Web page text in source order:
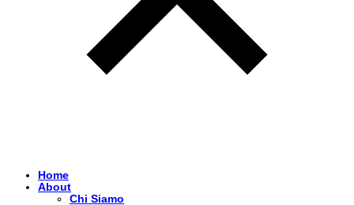
Home
About
Chi Siamo